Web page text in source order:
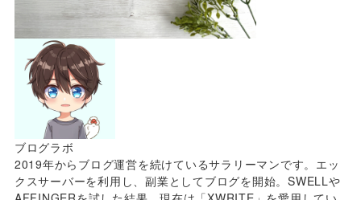
ブログラボ
2019年からブログ運営を続けているサラリーマンです。エッ
クスサーバーを利用し、副業としてブログを開始。SWELLや